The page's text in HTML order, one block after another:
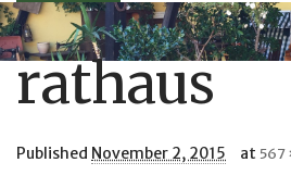
rathaus
Published November 2, 2015 at 567